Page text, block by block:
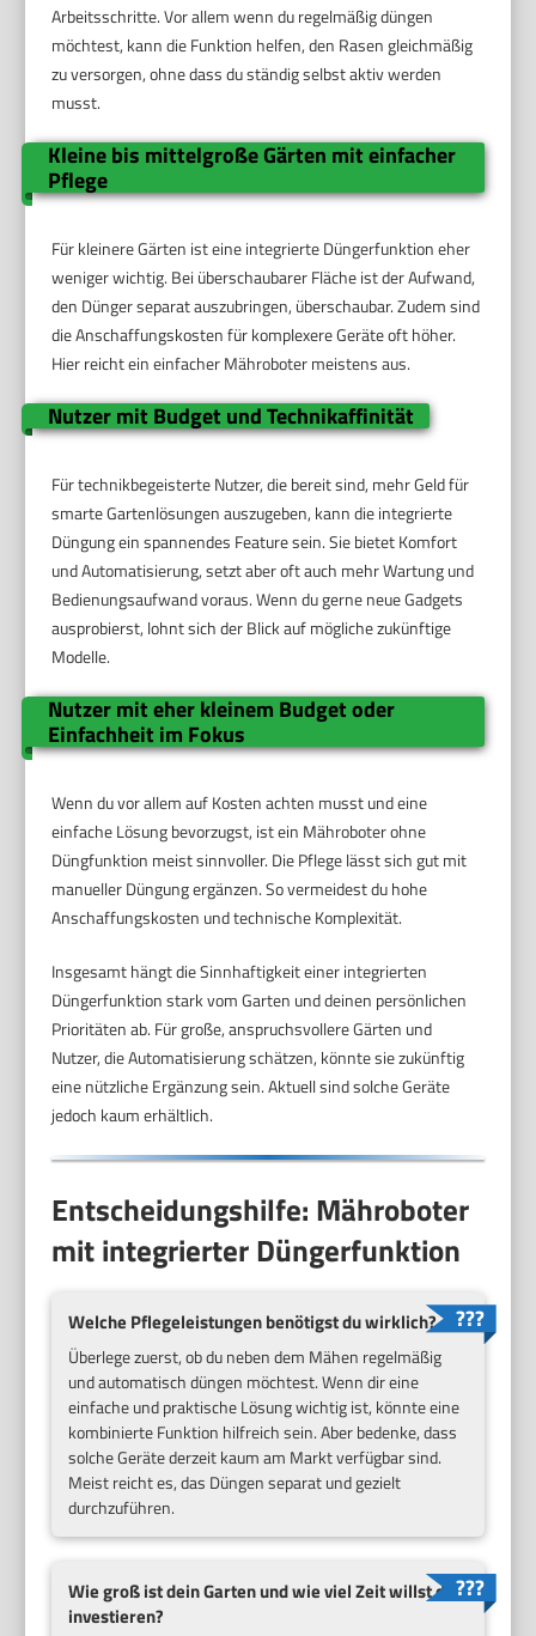
Arbeitsschritte. Vor allem wenn du regelmäßig düngen
möchtest, kann die Funktion helfen, den Rasen gleichmäßig
zu versorgen, ohne dass du ständig selbst aktiv werden
musst.
Kleine bis mittelgroße Gärten mit einfacher
Pflege
Für kleinere Gärten ist eine integrierte Düngerfunktion eher
weniger wichtig. Bei überschaubarer Fläche ist der Aufwand,
den Dünger separat auszubringen, überschaubar. Zudem sind
die Anschaffungskosten für komplexere Geräte oft höher.
Hier reicht ein einfacher Mähroboter meistens aus.
Nutzer mit Budget und Technikaffinität
Für technikbegeisterte Nutzer, die bereit sind, mehr Geld für
smarte Gartenlösungen auszugeben, kann die integrierte
Düngung ein spannendes Feature sein. Sie bietet Komfort
und Automatisierung, setzt aber oft auch mehr Wartung und
Bedienungsaufwand voraus. Wenn du gerne neue Gadgets
ausprobierst, lohnt sich der Blick auf mögliche zukünftige
Modelle.
Nutzer mit eher kleinem Budget oder
Einfachheit im Fokus
Wenn du vor allem auf Kosten achten musst und eine
einfache Lösung bevorzugst, ist ein Mähroboter ohne
Düngfunktion meist sinnvoller. Die Pflege lässt sich gut mit
manueller Düngung ergänzen. So vermeidest du hohe
Anschaffungskosten und technische Komplexität.
Insgesamt hängt die Sinnhaftigkeit einer integrierten
Düngerfunktion stark vom Garten und deinen persönlichen
Prioritäten ab. Für große, anspruchsvollere Gärten und
Nutzer, die Automatisierung schätzen, könnte sie zukünftig
eine nützliche Ergänzung sein. Aktuell sind solche Geräte
jedoch kaum erhältlich.
Entscheidungshilfe: Mähroboter
mit integrierter Düngerfunktion
Welche Pflegeleistungen benötigst du wirklich?
Überlege zuerst, ob du neben dem Mähen regelmäßig
und automatisch düngen möchtest. Wenn dir eine
einfache und praktische Lösung wichtig ist, könnte eine
kombinierte Funktion hilfreich sein. Aber bedenke, dass
solche Geräte derzeit kaum am Markt verfügbar sind.
Meist reicht es, das Düngen separat und gezielt
durchzuführen.
Wie groß ist dein Garten und wie viel Zeit willst du
investieren?